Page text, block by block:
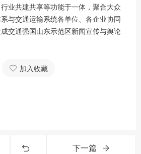
业共建共享等功能于一体，聚合大众
与交通运输系统各单位、各企业协同
交通强国山东示范区新闻宣传与舆论
加入收藏
下一篇